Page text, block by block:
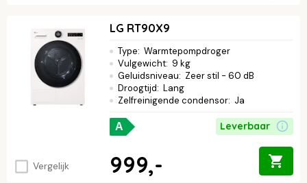
Vergelijk
LG RT90X9
Type: Warmtepompdroger
Vulgewicht: 9 kg
Geluidsniveau: Zeer stil - 60 dB
Droogtijd: Lang
Zelfreinigende condensor: Ja
A Leverbaar
999,-